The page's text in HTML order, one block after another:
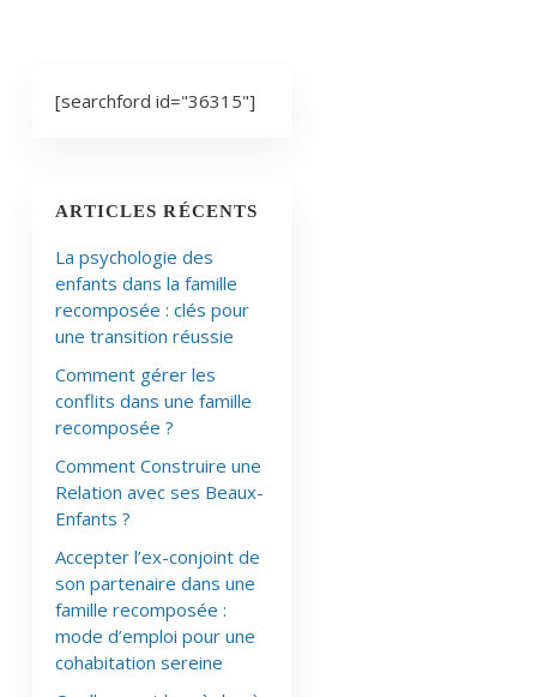
[searchford id="36315"]
ARTICLES RÉCENTS
La psychologie des
enfants dans la famille
recomposée : clés pour
une transition réussie
Comment gérer les
conflits dans une famille
recomposée ?
Comment Construire une
Relation avec ses Beaux-
Enfants ?
Accepter l’ex-conjoint de
son partenaire dans une
famille recomposée :
mode d’emploi pour une
cohabitation sereine